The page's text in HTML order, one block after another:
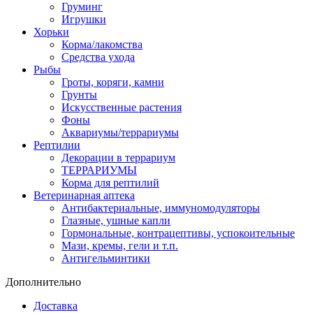
Груминг
Игрушки
Хорьки
Корма/лакомства
Средства ухода
Рыбы
Гроты, коряги, камни
Грунты
Искусственные растения
Фоны
Аквариумы/террариумы
Рептилии
Декорации в террариум
ТЕРРАРИУМЫ
Корма для рептилий
Ветеринарная аптека
Антибактериальные, иммуномодуляторы
Глазные, ушные капли
Гормональные, контрацептивы, успокоительные
Мази, кремы, гели и т.п.
Антигельминтики
Дополнительно
Доставка